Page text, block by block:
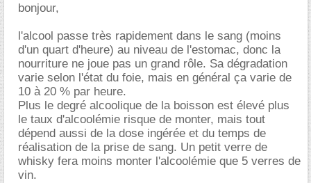
bonjour,
l'alcool passe très rapidement dans le sang (moins
d'un quart d'heure) au niveau de l'estomac, donc la
nourriture ne joue pas un grand rôle. Sa dégradation
varie selon l'état du foie, mais en général ça varie de
10 à 20 % par heure.
Plus le degré alcoolique de la boisson est élevé plus
le taux d'alcoolémie risque de monter, mais tout
dépend aussi de la dose ingérée et du temps de
réalisation de la prise de sang. Un petit verre de
whisky fera moins monter l'alcoolémie que 5 verres de
vin.